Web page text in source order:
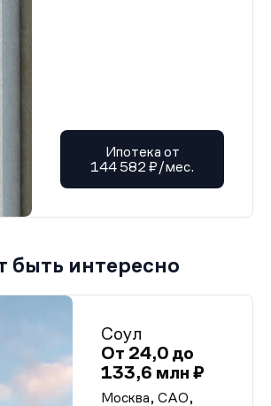
Ипотека от
144 582 ₽/мес.
быть интересно
Соул
От 24,0 до
133,6 млн ₽
Москва, САО,